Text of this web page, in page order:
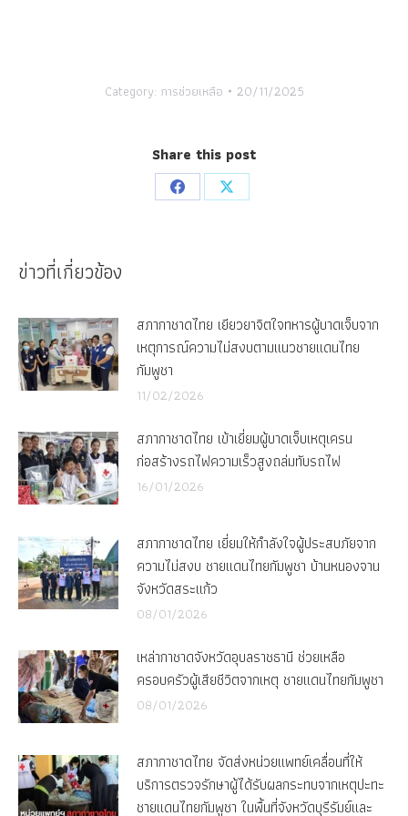
Category: การช่วยเหลือ 20/11/2025
Share this post
Share
Share
ข่าวที่เกี่ยวข้อง
สภากาชาดไทย เยียวยาจิตใจทหารผู้บาดเจ็บจาก
เหตุการณ์ความไม่สงบตามแนวชายแดนไทย
กัมพูชา
11/02/2026
สภากาชาดไทย เข้าเยี่ยมผู้บาดเจ็บเหตุเครน
ก่อสร้างรถไฟความเร็วสูงถล่มทับรถไฟ
16/01/2026
สภากาชาดไทย เยี่ยมให้กำลังใจผู้ประสบภัยจาก
ความไม่สงบ ชายแดนไทยกัมพูชา บ้านหนองจาน
จังหวัดสระแก้ว
08/01/2026
เหล่ากาชาดจังหวัดอุบลราชธานี ช่วยเหลือ
ครอบครัวผู้เสียชีวิตจากเหตุ ชายแดนไทยกัมพูชา
08/01/2026
สภากาชาดไทย จัดส่งหน่วยแพทย์เคลื่อนที่ให้
บริการตรวจรักษาผู้ได้รับผลกระทบจากเหตุปะทะ
ชายแดนไทยกัมพูชา ในพื้นที่จังหวัดบุรีรัมย์และ